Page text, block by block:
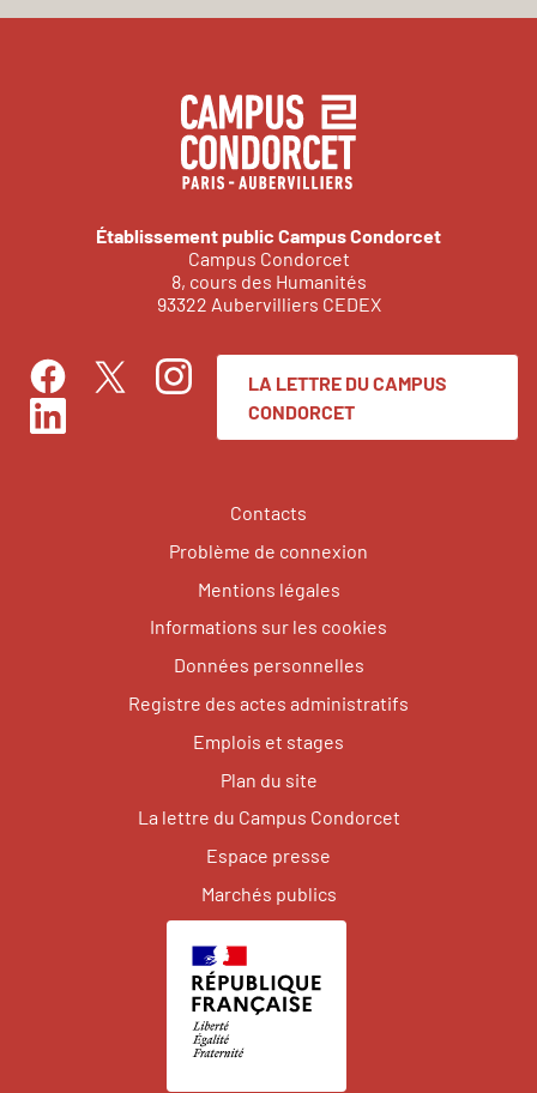
Établissement public Campus Condorcet
Campus Condorcet
8, cours des Humanités
93322 Aubervilliers CEDEX
FacebookTwitterInstagram
LinkedIn
LA LETTRE DU CAMPUS
CONDORCET
Contacts
Problème de connexion
Mentions légales
Informations sur les cookies
Données personnelles
Registre des actes administratifs
Emplois et stages
Plan du site
La lettre du Campus Condorcet
Espace presse
Marchés publics